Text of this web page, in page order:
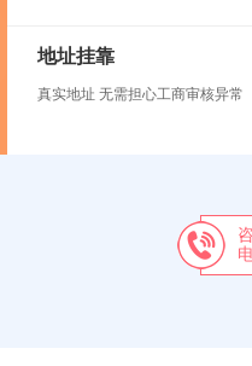
地址挂靠
真实地址 无需担心工商审核异常